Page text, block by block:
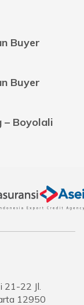
Buyer
Buyer
– Boyolali
21-22 Jl.
12950